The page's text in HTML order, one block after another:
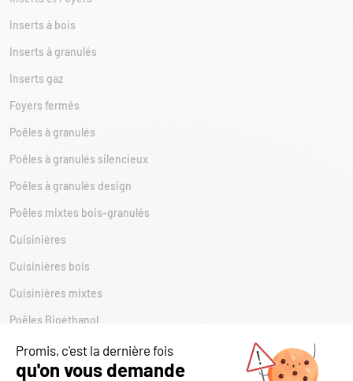
Inserts à bois
Inserts à granulés
Inserts gaz
Foyers fermés
Poêles à granulés
Poêles à granulés silencieux
Poêles à granulés design
Poêles mixtes bois-granulés
Cuisinières
Cuisinières bois
Cuisinières mixtes
Poêles Bioéthanol
Cheminées
Cheminées traditionnelles